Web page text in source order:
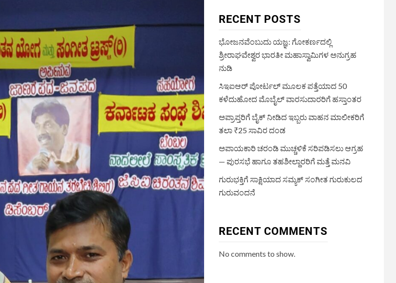
RECENT POSTS
ಭೋಜನವೆಂಬುದು ಯಜ್ಞ: ಗೋಕರ್ಣದಲ್ಲಿ
ಶ್ರೀರಾಘವೇಶ್ವರ ಭಾರತೀ ಮಹಾಸ್ವಾಮಿಗಳ ಅನುಗ್ರಹ
ನುಡಿ
ಸಿಇಐಆರ್ ಪೋರ್ಟಲ್ ಮೂಲಕ ಪತ್ತೆಯಾದ 50
ಕಳೆದುಹೋದ ಮೊಬೈಲ್ ವಾರಸುದಾರರಿಗೆ ಹಸ್ತಾಂತರ
ಅಪ್ರಾಪ್ತರಿಗೆ ಬೈಕ್ ನೀಡಿದ ಇಬ್ಬರು ವಾಹನ ಮಾಲೀಕರಿಗೆ
ತಲಾ ₹25 ಸಾವಿರ ದಂಡ
ಅಪಾಯಕಾರಿ ಚರಂಡಿ ಮುಚ್ಚಳಿಕೆ ಸರಿಪಡಿಸಲು ಆಗ್ರಹ
— ಪುರಸಭೆ ಹಾಗೂ ತಹಶೀಲ್ದಾರರಿಗೆ ಮತ್ತೆ ಮನವಿ
ಗುರುಭಕ್ತಿಗೆ ಸಾಕ್ಷಿಯಾದ ಸಮ್ಯಕ್ ಸಂಗೀತ ಗುರುಕುಲದ
ಗುರುವಂದನೆ
RECENT COMMENTS
No comments to show.